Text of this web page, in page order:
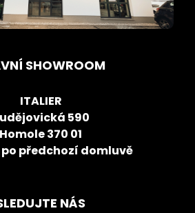
SHOWROOM
ITALIER
590
Homole 370 01
po předchozí domluvě
NÁS